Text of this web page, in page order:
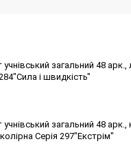
загальний 48 арк.,
і швидкість"
загальний 48 арк.,
Серія 297"Екстрім"